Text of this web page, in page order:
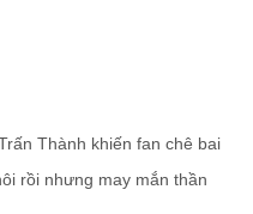
Thành khiến fan chê bai
rồi nhưng may mắn thần